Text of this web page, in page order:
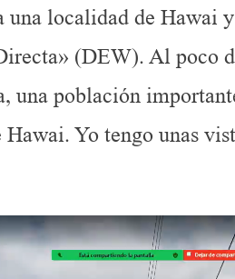
localidad de Hawai y
(DEW). Al poco
una población
Yo tengo unas